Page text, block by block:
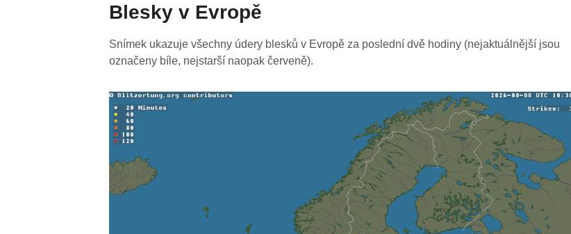
10:05
09:35
09:25
Blesky v Evropě
Snímek ukazuje všechny údery blesků v Evropě za poslední dvě hodiny (nejaktuálnější jsou
označeny bíle, nejstarší naopak červeně).